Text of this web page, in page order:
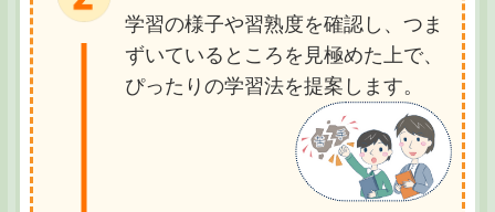
学習の様子や習熟度を確認し、つま
ずいているところを見極めた上で、
ぴったりの学習法を提案します。